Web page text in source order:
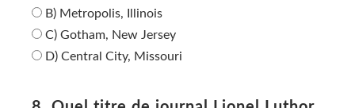
B) Metropolis, Illinois
C) Gotham, New Jersey
D) Central City, Missouri